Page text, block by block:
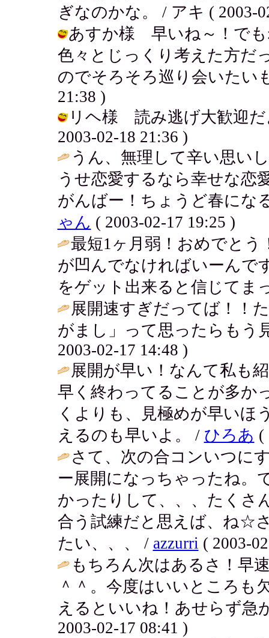
ぎなのかな。 / アキ ( 2003-
あすか様 早いね～！でも
色々とじっくり考えた方だ
のでそろそろ巡り会いたい
21:38 )
リヘ様 読み逃げ大歓迎
2003-02-18 21:36 )
うん、無理して辛い思い
うせ恋愛するなら幸せな
がんばー！ちょうど春にな
ゃん ( 2003-02-17 19:25 )
最短1ヶ月弱！おめでと
が凹んでなければいーんで
をゲット出来ると信じてま
展開速すぎだってば！！
がまし」って思ったらもう
2003-02-17 14:48 )
展開が早い！なんて私も
早く終わってることが多か
くよりも、見極めが早いほ
えるのも早いよ。 / ひろあ (
さて、次の合コンいつに
ー展開になっちゃったね。
かったりして、、、たくさ
合う試練だと思えば、ね☆
たい、、、 / azzurri ( 2003-
もちろん次はあるさ！早
＾＾。今度はいいところも
えるといいね！あせらず
2003-02-17 08:41 )